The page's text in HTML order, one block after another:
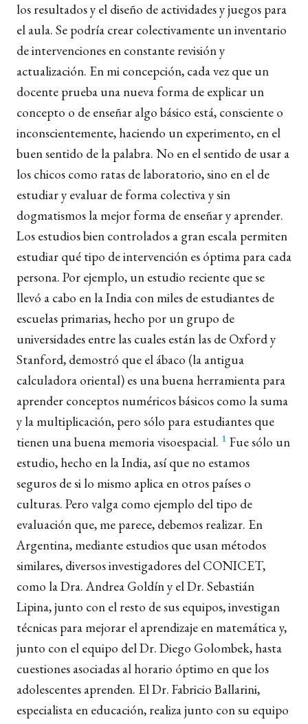
los resultados y el diseño de actividades y juegos para
el aula. Se podría crear colectivamente un inventario
de intervenciones en constante revisión y
actualización. En mi concepción, cada vez que un
docente prueba una nueva forma de explicar un
concepto o de enseñar algo básico está, consciente o
inconscientemente, haciendo un experimento, en el
buen sentido de la palabra. No en el sentido de usar a
los chicos como ratas de laboratorio, sino en el de
estudiar y evaluar de forma colectiva y sin
dogmatismos la mejor forma de enseñar y aprender.
Los estudios bien controlados a gran escala permiten
estudiar qué tipo de intervención es óptima para cada
persona. Por ejemplo, un estudio reciente que se
llevó a cabo en la India con miles de estudiantes de
escuelas primarias, hecho por un grupo de
universidades entre las cuales están las de Oxford y
Stanford, demostró que el ábaco (la antigua
calculadora oriental) es una buena herramienta para
aprender conceptos numéricos básicos como la suma
y la multiplicación, pero sólo para estudiantes que
tienen una buena memoria visoespacial. 1 Fue sólo un
estudio, hecho en la India, así que no estamos
seguros de si lo mismo aplica en otros países o
culturas. Pero valga como ejemplo del tipo de
evaluación que, me parece, debemos realizar. En
Argentina, mediante estudios que usan métodos
similares, diversos investigadores del CONICET,
como la Dra. Andrea Goldín y el Dr. Sebastián
Lipina, junto con el resto de sus equipos, investigan
técnicas para mejorar el aprendizaje en matemática y,
junto con el equipo del Dr. Diego Golombek, hasta
cuestiones asociadas al horario óptimo en que los
adolescentes aprenden. El Dr. Fabricio Ballarini,
especialista en educación, realiza junto con su equipo